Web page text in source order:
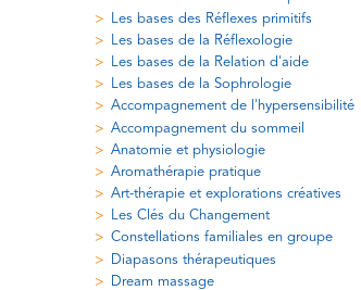
Les bases des Réflexes primitifs
Les bases de la Réflexologie
Les bases de la Relation d'aide
Les bases de la Sophrologie
Accompagnement de l'hypersensibilité
Accompagnement du sommeil
Anatomie et physiologie
Aromathérapie pratique
Art-thérapie et explorations créatives
Les Clés du Changement
Constellations familiales en groupe
Diapasons thérapeutiques
Dream massage